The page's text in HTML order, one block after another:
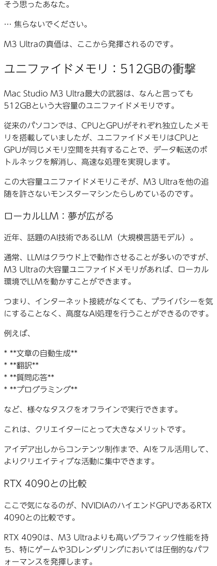
そう思ったあなた。
… 焦らないでください。
M3 Ultraの真価は、ここから発揮されるのです。
ユニファイドメモリ：512GBの衝撃
Mac Studio M3 Ultra最大の武器は、なんと言っても
512GBという大容量のユニファイドメモリです。
従来のパソコンでは、CPUとGPUがそれぞれ独立したメモ
リを搭載していましたが、ユニファイドメモリはCPUと
GPUが同じメモリ空間を共有することで、データ転送のボ
トルネックを解消し、高速な処理を実現します。
この大容量ユニファイドメモリこそが、M3 Ultraを他の追
随を許さないモンスターマシンたらしめているのです。
ローカルLLM：夢が広がる
近年、話題のAI技術であるLLM（大規模言語モデル）。
通常、LLMはクラウド上で動作させることが多いのですが、
M3 Ultraの大容量ユニファイドメモリがあれば、ローカル
環境でLLMを動かすことができます。
つまり、インターネット接続がなくても、プライバシーを気
にすることなく、高度なAI処理を行うことができるのです。
例えば、
* **文章の自動生成**
* **翻訳**
* **質問応答**
* **プログラミング**
など、様々なタスクをオフラインで実行できます。
これは、クリエイターにとって大きなメリットです。
アイデア出しからコンテンツ制作まで、AIをフル活用して、
よりクリエイティブな活動に集中できます。
RTX 4090との比較
ここで気になるのが、NVIDIAのハイエンドGPUであるRTX
4090との比較です。
RTX 4090は、M3 Ultraよりも高いグラフィック性能を持
ち、特にゲームや3Dレンダリングにおいては圧倒的なパフ
ォーマンスを発揮します。